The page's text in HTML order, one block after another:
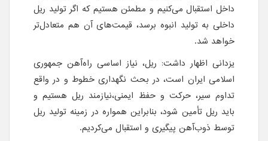
داخل استقبال می‌کنیم و مطمئن هستیم که اگر تولید ریل
داخلی به تولید انبوه برسد، قیمت‌های آن هم متعادل‌تر‌
خواهد شد.
یزدانی اظهار داشت: ریل، نیاز اساسی راه‌آهن جمهوری
اسلامی ایران است، در بحث نگهداری خطوط و در واقع
تداوم سیر، حرکت و حفظ ایمنی،‌نیازمند ریل هستیم و
باید ریل تأمین شود، بنابراین همواره در زمینه تولید ریل
توسط ذوب‌آهن پیگیری‌ و استقبال می‌کردیم.